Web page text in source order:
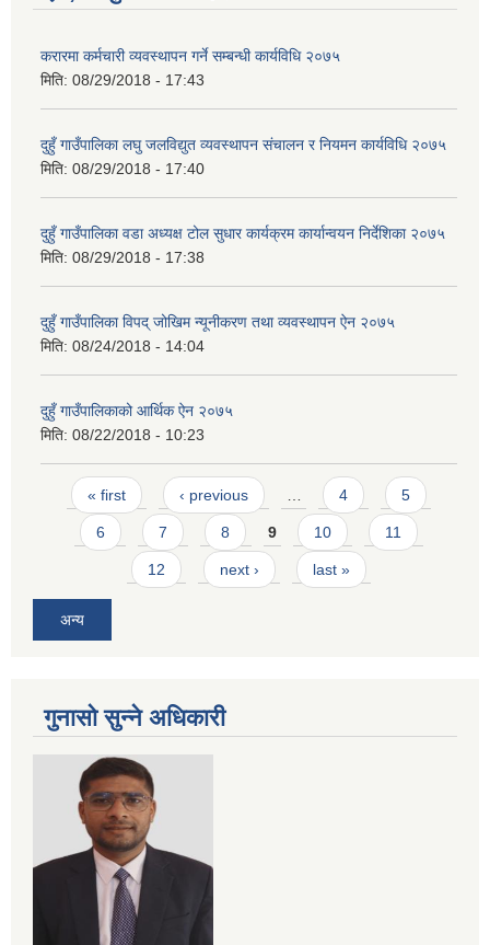
करारमा कर्मचारी व्यवस्थापन गर्ने सम्बन्धी कार्यविधि २०७५
मिति: 08/29/2018 - 17:43
दुहुँ गाउँपालिका लघु जलविद्युत व्यवस्थापन संचालन र नियमन कार्यविधि २०७५
मिति: 08/29/2018 - 17:40
दुहुँ गाउँपालिका वडा अध्यक्ष टोल सुधार कार्यक्रम कार्यान्वयन निर्देशिका २०७५
मिति: 08/29/2018 - 17:38
दुहुँ गाउँपालिका विपद् जोखिम न्यूनीकरण तथा व्यवस्थापन ऐन २०७५
मिति: 08/24/2018 - 14:04
दुहुँ गाउँपालिकाको आर्थिक ऐन २०७५
मिति: 08/22/2018 - 10:23
Pages
« first ‹ previous 4 5
6 7 8 9 10 11
12 next › last »
अन्य
गुनासो सुन्ने अधिकारी